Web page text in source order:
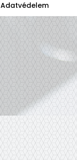
Adatvédelem